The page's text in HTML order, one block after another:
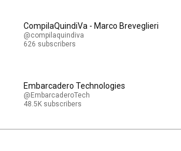
CompilaQuindiVa - Marco Breveglieri
@compilaquindiva
626 subscribers
Embarcadero Technologies
@EmbarcaderoTech
48.5K subscribers